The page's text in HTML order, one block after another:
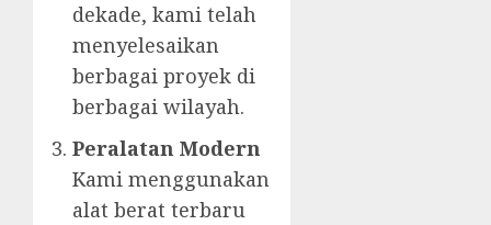
dekade, kami telah
menyelesaikan
berbagai proyek di
berbagai wilayah.
Peralatan Modern
Kami menggunakan
alat berat terbaru